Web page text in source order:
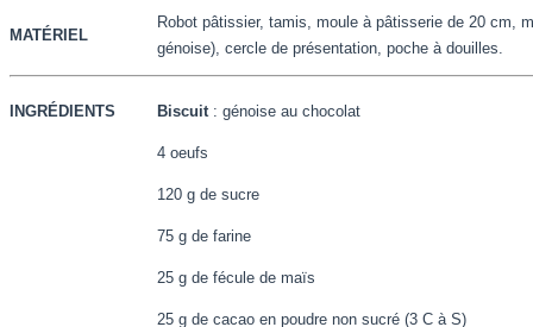
MATÉRIEL
Robot pâtissier, tamis, moule à pâtisserie de 20 cm,
génoise), cercle de présentation, poche à douilles.
INGRÉDIENTS Biscuit: génoise au chocolat
4 oeufs
120 g de sucre
75 g de farine
25 g de fécule de maïs
25 g de cacao en poudre non sucré (3 C à S)